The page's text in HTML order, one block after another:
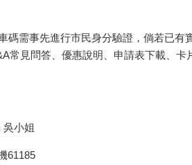
碼需事先進行市民身分驗證，倘若已
常見問答、優惠說明、申請表下載、
小姐
61185